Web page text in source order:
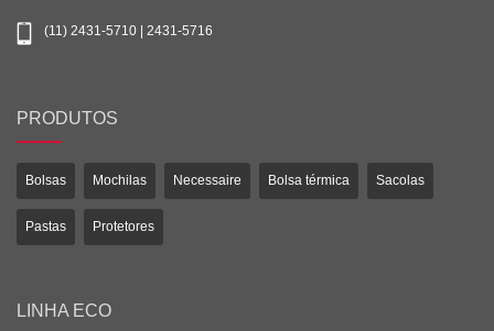
(11) 2431-5710 | 2431-5716
PRODUTOS
Bolsas Mochilas Necessaire Bolsa térmica Sacolas
Pastas Protetores
LINHA ECO